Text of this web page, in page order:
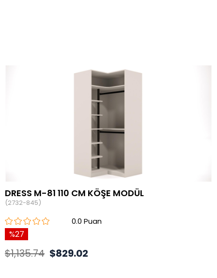
DRESS M-81 110 CM KÖŞE MODÜL
(2732-845)
0.0
27
$1,135.74 $829.02